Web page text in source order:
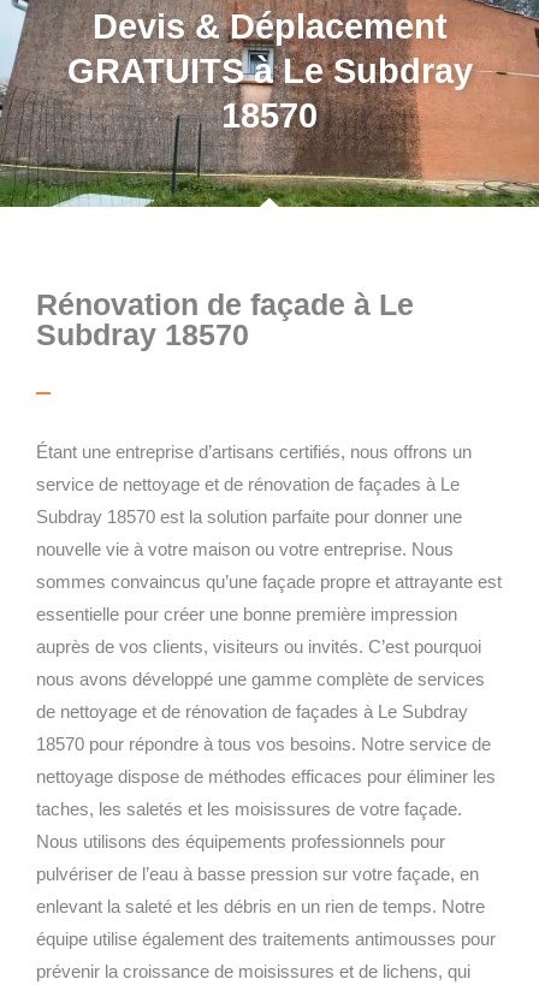
Devis & Déplacement
GRATUITS à Le Subdray
18570
Rénovation de façade à Le
Subdray 18570
Étant une entreprise d’artisans certifiés, nous offrons un
service de nettoyage et de rénovation de façades à Le
Subdray 18570 est la solution parfaite pour donner une
nouvelle vie à votre maison ou votre entreprise. Nous
sommes convaincus qu’une façade propre et attrayante est
essentielle pour créer une bonne première impression
auprès de vos clients, visiteurs ou invités. C’est pourquoi
nous avons développé une gamme complète de services
de nettoyage et de rénovation de façades à Le Subdray
18570 pour répondre à tous vos besoins. Notre service de
nettoyage dispose de méthodes efficaces pour éliminer les
taches, les saletés et les moisissures de votre façade.
Nous utilisons des équipements professionnels pour
pulvériser de l’eau à basse pression sur votre façade, en
enlevant la saleté et les débris en un rien de temps. Notre
équipe utilise également des traitements antimousses pour
prévenir la croissance de moisissures et de lichens, qui